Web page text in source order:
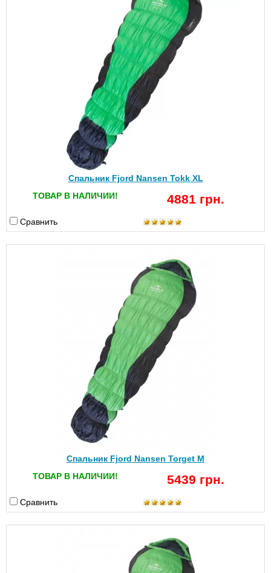
Спальник Fjord Nansen Tokk XL
ТОВАР В НАЛИЧИИ!
4881 грн.
Сравнить
Спальник Fjord Nansen Torget M
ТОВАР В НАЛИЧИИ!
5439 грн.
Сравнить